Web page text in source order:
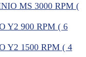
MS 3000 RPM (
Y2 900 RPM ( 6
Y2 1500 RPM ( 4